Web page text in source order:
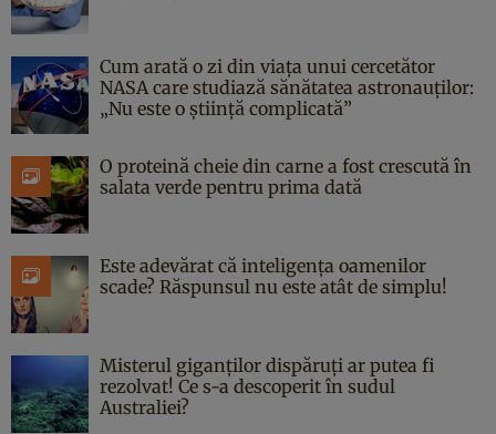
Cum arată o zi din viața unui cercetător
NASA care studiază sănătatea astronauților:
„Nu este o știință complicată”
O proteină cheie din carne a fost crescută în
salata verde pentru prima dată
Este adevărat că inteligența oamenilor
scade? Răspunsul nu este atât de simplu!
Misterul giganților dispăruți ar putea fi
rezolvat! Ce s-a descoperit în sudul
Australiei?